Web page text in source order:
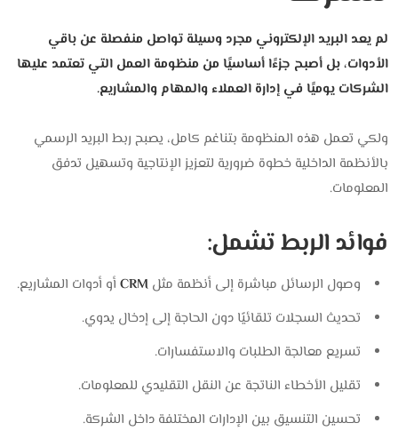
لم يعد البريد الإلكتروني مجرد وسيلة تواصل منفصلة عن باقي
الأدوات،بل أصبح جزءًا أساسيًا من منظومة العمل التي تعتمد عليها
الشركات يوميًا في إدارة العملاء والمهام والمشاريع.
ولكي تعمل هذه المنظومة بتناغم كامل، يصبح ربط البريد الرسمي
بالأنظمة الداخلية خطوة ضرورية لتعزيز الإنتاجية وتسهيل تدفق
المعلومات.
فوائد الربط تشمل:
وصول الرسائل مباشرة إلى أنظمة مثلCRM أو أدوات المشاريع.
تحديث السجلات تلقائيًا دون الحاجة إلى إدخال يدوي.
تسريع معالجة الطلبات والاستفسارات.
تقليل الأخطاء الناتجة عن النقل التقليدي للمعلومات.
تحسين التنسيق بين الإدارات المختلفة داخل الشركة.